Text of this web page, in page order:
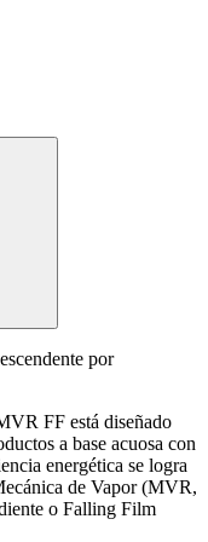
Buscar:
por
FF está diseñado
a base acuosa con
energética se logra
de Vapor (MVR,
o Falling Film